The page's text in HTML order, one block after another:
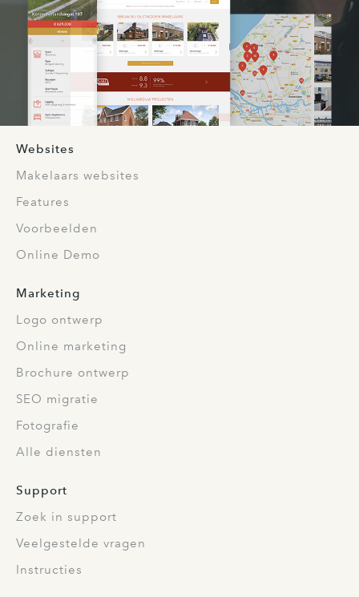
Websites
Makelaars websites
Features
Voorbeelden
Online Demo
Marketing
Logo ontwerp
Online marketing
Brochure ontwerp
SEO migratie
Fotografie
Alle diensten
Support
Zoek in support
Veelgestelde vragen
Instructies